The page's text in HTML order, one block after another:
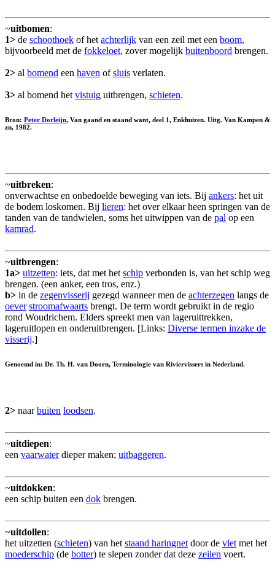
~uitbomen:
1> de schoothoek of het achterlijk van een zeil met een boom,
bijvoorbeeld met de fokkeloet, zover mogelijk buitenboord brengen.
2> al bomend een haven ofsluis verlaten.
3> al bomend het vistuig uitbrengen, schieten.
Bron: Peter Dorleijn, Van gaand en staand want, deel 1, Enkhuizen. Uitg. Van Kampen &
zn, 1982.
~uitbreken:
onverwachtse en onbedoelde beweging van iets. Bij ankers: het uit
de bodem loskomen. Bij lieren: het over elkaar heen springen van de
tanden van de tandwielen, soms het uitwippen van de pal op een
kamrad.
~uitbrengen:
1a> uitzetten: iets, dat met het schip verbonden is, van het schip weg
brengen. (een anker, een tros, enz.)
b> in de zegenvisserij gezegd wanneer men de achterzegen langs de
oever stroomafwaarts brengt. De term wordt gebruikt in de regio
rond Woudrichem. Elders spreekt men van lageruittrekken,
lageruitlopen en onderuitbrengen. [Links: Diverse termen inzake de
visserij.]
Genoemd in: Dr. Th. H. van Doorn, Terminologie van Riviervissers in Nederland.
2> naarbuiten loodsen.
~uitdiepen:
een vaarwaterdieper maken; uitbaggeren.
~uitdokken:
een schip buiten een dok brengen.
~uitdollen:
het uitzetten (schieten) van het staand haringnet door de vlet met het
moederschip (de botter) te slepen zonder dat deze zeilen voert.